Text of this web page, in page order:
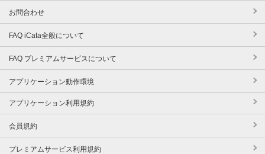
お問合わせ
FAQ iCata全般について
FAQ プレミアムサービスについて
アプリケーション動作環境
アプリケーション利用規約
会員規約
プレミアムサービス利用規約